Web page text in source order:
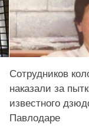
Сотрудников
наказали за
известного
Павлодаре